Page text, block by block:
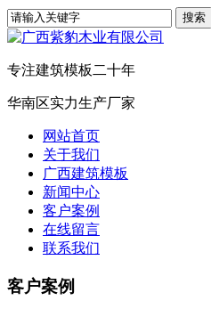
专注建筑模板二十年
华南区实力生产厂家
网站首页
关于我们
广西建筑模板
新闻中心
客户案例
在线留言
联系我们
客户案例